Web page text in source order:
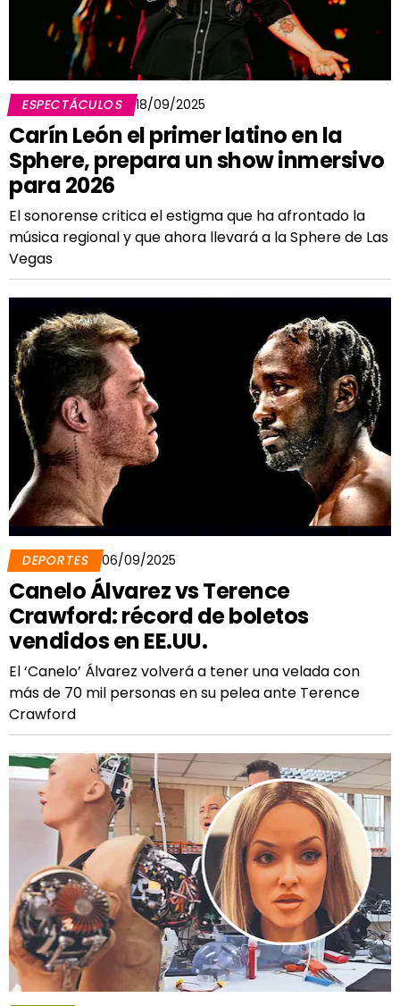
ESPECTÁCULOS 18/09/2025
Carín León el primer latino en la
Sphere, prepara un show inmersivo
para 2026
El sonorense critica el estigma que ha afrontado la
música regional y que ahora llevará a la Sphere de Las
Vegas
DEPORTES 06/09/2025
Canelo Álvarez vs Terence
Crawford: récord de boletos
vendidos en EE.UU.
El ‘Canelo’ Álvarez volverá a tener una velada con
más de 70 mil personas en su pelea ante Terence
Crawford